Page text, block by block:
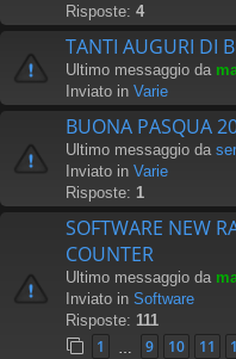
Risposte: 4
TANTI AUGURI DI
Ultimo messaggio da
Inviato in Varie
BUONA PASQUA
Ultimo messaggio da
Inviato in Varie
Risposte: 1
SOFTWARE NEW
COUNTER
Ultimo messaggio da
Inviato in Software
Risposte: 111
1 9 10 11